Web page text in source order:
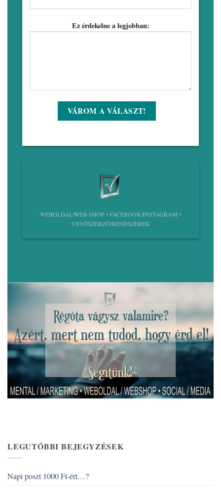
Ez érdekelne a legjobban:
WEBOLDAL/WEB-SHOP • FACEBOOK/INSTAGRAM •
VEVŐSZERZŐ/RENDSZEREK
LEGUTÓBBI BEJEGYZÉSEK
Napi poszt 1000 Ft-ért…?